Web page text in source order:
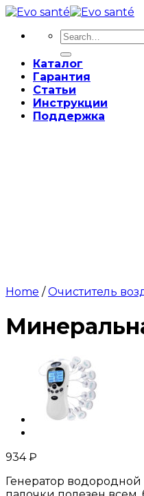
Skip
content
Search
for:
Каталог
Гарантия
Статьи
Инструкции
Поддержка
Home / Очиститель
934₽
Генератор